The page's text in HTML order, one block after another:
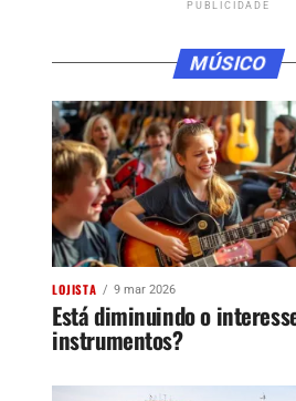
PUBLICIDADE
MÚSICO
LOJISTA 9 mar 2026
Está diminuindo o
instrumentos?